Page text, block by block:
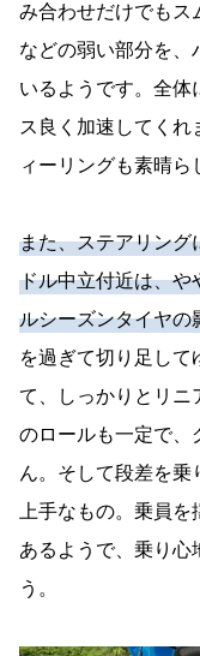
み合わせだけでもス
などの弱い部分を、
いるようです。全体
ス良く加速してくれ
ィーリングも素晴ら
また、ステアリング
ドル中立付近は、や
ルシーズンタイヤの
を過ぎて切り足して
て、しっかりとリニ
のロールも一定で、
ん。そして段差を乗
上手なもの。乗員
あるようで、乗り心
う。